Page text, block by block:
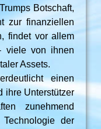
Botschaft,
zur finanziellen
findet vor allem
viele von ihnen
Assets.
einen
ihre Unterstützer
zunehmend
der